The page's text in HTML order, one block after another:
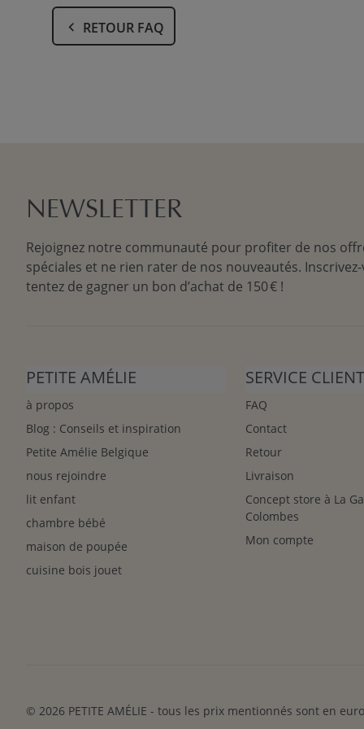
RETOUR FAQ
NEWSLETTER
Rejoignez notre communauté pour profiter de nos
spéciales et ne rien rater de nos nouveautés.
tentez de gagner un bon d’achat de 150 € !
PETITE AMÉLIE
à propos
Blog : Conseils et inspiration
Petite Amélie Belgique
nous rejoindre
lit enfant
chambre bébé
maison de poupée
cuisine bois jouet
SERVICE CLIENT
FAQ
Contact
Retour
Livraison
Concept store à La
Colombes
Mon compte
© 2026 PETITE AMÉLIE - tous les prix mentionnés sont en